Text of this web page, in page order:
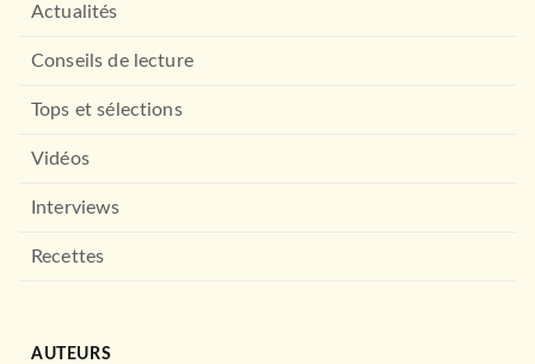
Actualités
Conseils de lecture
Tops et sélections
Vidéos
Interviews
Recettes
AUTEURS